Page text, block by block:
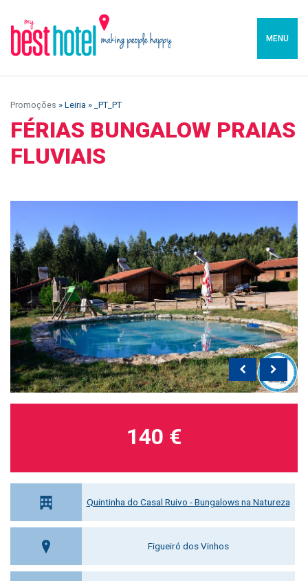
MENU
Promoções » Leiria » _PT_PT
FÉRIAS BUNGALOW PRAIAS
FLUVIAIS
Quintinha do Casal Ruivo - Bungalows na Natureza
Figueiró dos Vinhos
140 €